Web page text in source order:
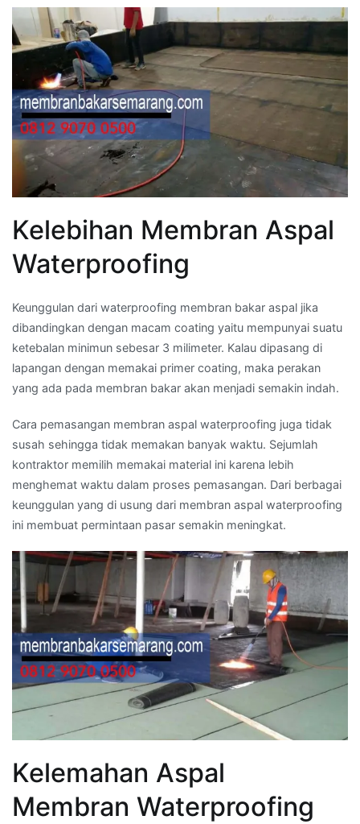
Kelebihan Membran Aspal
Waterproofing
Keunggulan dari waterproofing membran bakar aspal jika
dibandingkan dengan macam coating yaitu mempunyai suatu
ketebalan minimun sebesar 3 milimeter. Kalau dipasang di
lapangan dengan memakai primer coating, maka perakan
yang ada pada membran bakar akan menjadi semakin indah.
Cara pemasangan membran aspal waterproofing juga tidak
susah sehingga tidak memakan banyak waktu. Sejumlah
kontraktor memilih memakai material ini karena lebih
menghemat waktu dalam proses pemasangan. Dari berbagai
keunggulan yang di usung dari membran aspal waterproofing
ini membuat permintaan pasar semakin meningkat.
Kelemahan Aspal
Membran Waterproofing